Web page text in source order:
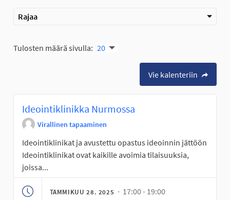
Rajaa
Tulosten määrä sivulla: 20
Vie kalenteriin
Ideointiklinikka Nurmossa
Virallinen tapaaminen
Ideointiklinikat ja avustettu opastus ideoinnin jättöön
Ideointiklinikat ovat kaikille avoimia tilaisuuksia,
joissa...
TAMMIKUU 28. 2025 · 17:00 - 19:00